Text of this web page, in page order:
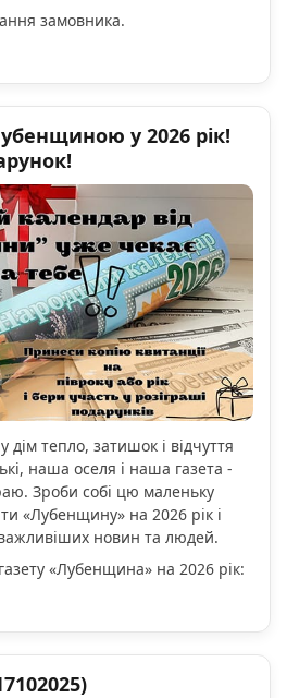
замовника.
у 2026 рік!
тепло, затишок і відчуття
наша оселя і наша газета -
Зроби собі цю маленьку
«Лубенщину» на 2026 рік і
новин та людей.
«Лубенщина» на 2026 рік: